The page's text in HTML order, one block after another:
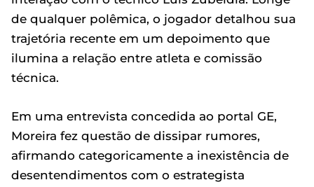
de qualquer polêmica, o jogador detalhou sua
trajetória recente em um depoimento que
ilumina a relação entre atleta e comissão
técnica.
Em uma entrevista concedida ao portal GE,
Moreira fez questão de dissipar rumores,
afirmando categoricamente a inexistência de
desentendimentos com o estrategista